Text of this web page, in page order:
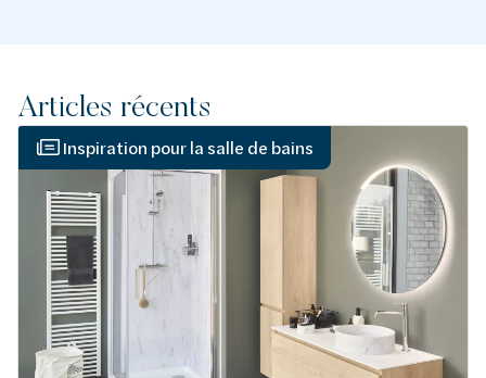
Articles récents
Inspiration pour la salle de bains